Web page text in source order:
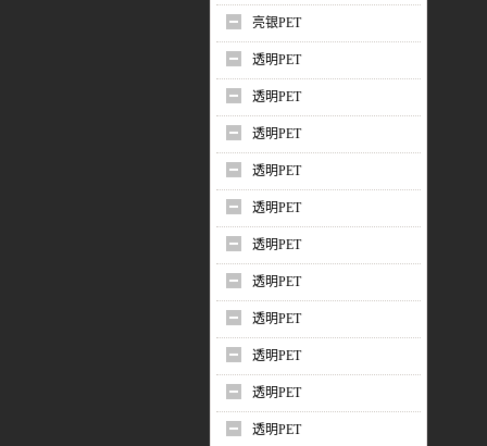
亮银PET
透明PET
透明PET
透明PET
透明PET
透明PET
透明PET
透明PET
透明PET
透明PET
透明PET
透明PET